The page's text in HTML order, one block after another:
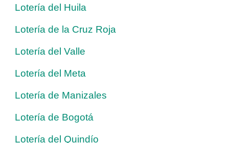
Lotería del Huila
Lotería de la Cruz Roja
Lotería del Valle
Lotería del Meta
Lotería de Manizales
Lotería de Bogotá
Lotería del Quindío